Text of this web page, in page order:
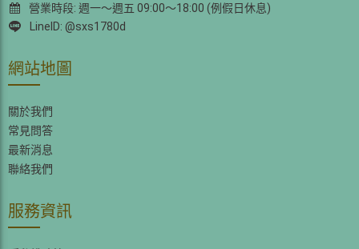
營業時段: 週一～週五 09:00～18:00 (例假日休息)
LineID: @sxs1780d
網站地圖
關於我們
常見問答
最新消息
聯絡我們
服務資訊